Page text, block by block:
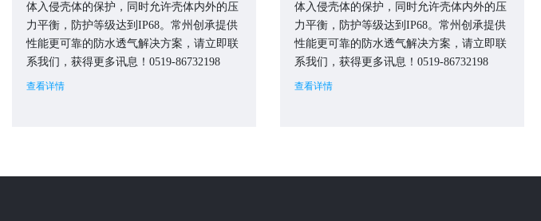
体入侵壳体的保护，同时允许壳体内外的压
力平衡，防护等级达到IP68。常州创承提供
性能更可靠的防水透气解决方案，请立即联
系我们，获得更多讯息！0519-86732198
查看详情
体入侵壳体的保护，同时允许壳体内外的压
力平衡，防护等级达到IP68。常州创承提供
性能更可靠的防水透气解决方案，请立即联
系我们，获得更多讯息！0519-86732198
查看详情